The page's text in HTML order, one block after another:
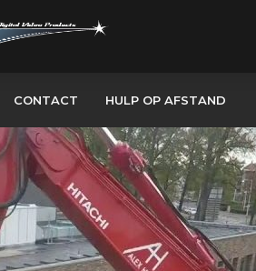
CONTACT HULP OP AFSTAND